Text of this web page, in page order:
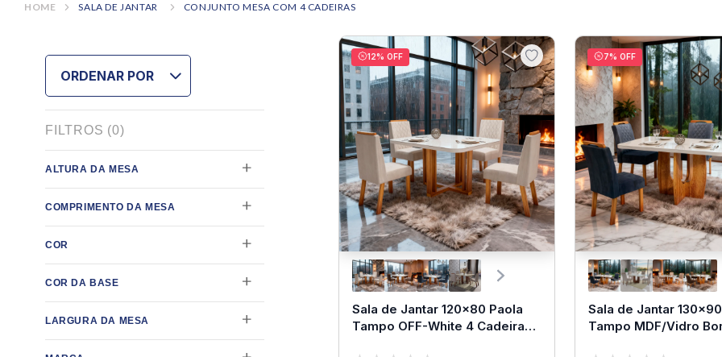
SALA DE JANTAR CONJUNTO MESA COM 4 CADEIRAS
ORDENAR POR
FILTROS (0)
ALTURA DA MESA
COMPRIMENTO DA MESA
100 cm
110 cm
COR
Base Amêndoa Cadeira Bege
Base Naturale Cadeira Cinza
COR DA BASE
Naturale
LARGURA DA MESA
12% OFF
Sala de Jantar 120x80 Paola
Tampo OFF-White 4 Cadeiras
7% OFF
Sala de Jantar
Tampo MDF/Vidro